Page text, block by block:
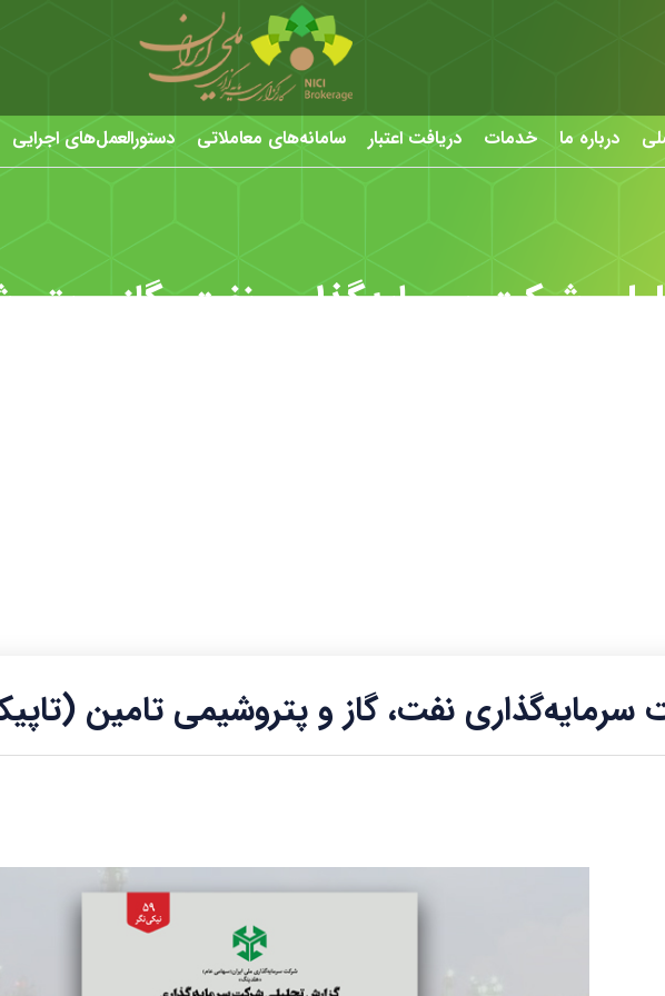
درباره ما خدمات دریافت اعتبار سامانه‌های معاملاتی دستورالعمل‌های اجرایی
شرکت سرمایه‌گذاری نفت، گاز و
نفت، گاز و پتروشیمی تامین